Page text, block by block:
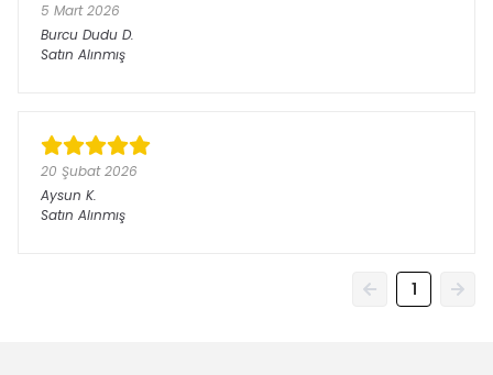
5 Mart 2026
Burcu Dudu D.
Satın Alınmış
20 Şubat 2026
Aysun K.
Satın Alınmış
1